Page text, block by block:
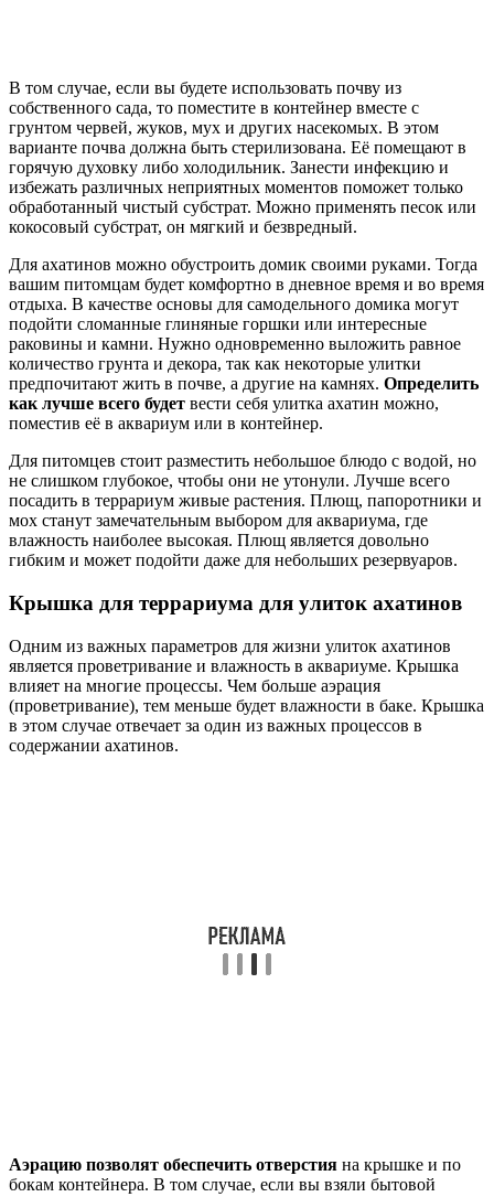
В том случае, если вы будете использовать почву из
собственного сада, то поместите в контейнер вместе с
грунтом червей, жуков, мух и других насекомых. В этом
варианте почва должна быть стерилизована. Её помещают в
горячую духовку либо холодильник. Занести инфекцию и
избежать различных неприятных моментов поможет только
обработанный чистый субстрат. Можно применять песок или
кокосовый субстрат, он мягкий и безвредный.
Для ахатинов можно обустроить домик своими руками. Тогда
вашим питомцам будет комфортно в дневное время и во время
отдыха. В качестве основы для самодельного домика могут
подойти сломанные глиняные горшки или интересные
раковины и камни. Нужно одновременно выложить равное
количество грунта и декора, так как некоторые улитки
предпочитают жить в почве, а другие на камнях. Определить
как лучше всего будет вести себя улитка ахатин можно,
поместив её в аквариум или в контейнер.
Для питомцев стоит разместить небольшое блюдо с водой, но
не слишком глубокое, чтобы они не утонули. Лучше всего
посадить в террариум живые растения. Плющ, папоротники и
мох станут замечательным выбором для аквариума, где
влажность наиболее высокая. Плющ является довольно
гибким и может подойти даже для небольших резервуаров.
Крышка для террариума для улиток ахатинов
Одним из важных параметров для жизни улиток ахатинов
является проветривание и влажность в аквариуме. Крышка
влияет на многие процессы. Чем больше аэрация
(проветривание), тем меньше будет влажности в баке. Крышка
в этом случае отвечает за один из важных процессов в
содержании ахатинов.
Аэрацию позволят обеспечить отверстия на крышке и по
бокам контейнера. В том случае, если вы взяли бытовой